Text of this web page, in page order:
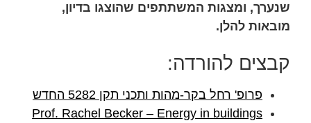
שנערך, ומצגות המשתתפים שהוצגו בדיון,
מובאות להלן.
קבצים להורדה:
פרופ' רחל בקר-מהות ותכני תקן 5282 החדש
Prof. Rachel Becker – Energy in buildings